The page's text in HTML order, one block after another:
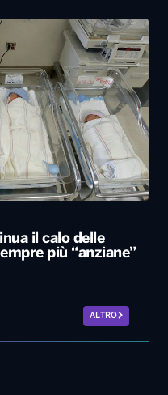
il calo delle
più “anziane”
ALTRO